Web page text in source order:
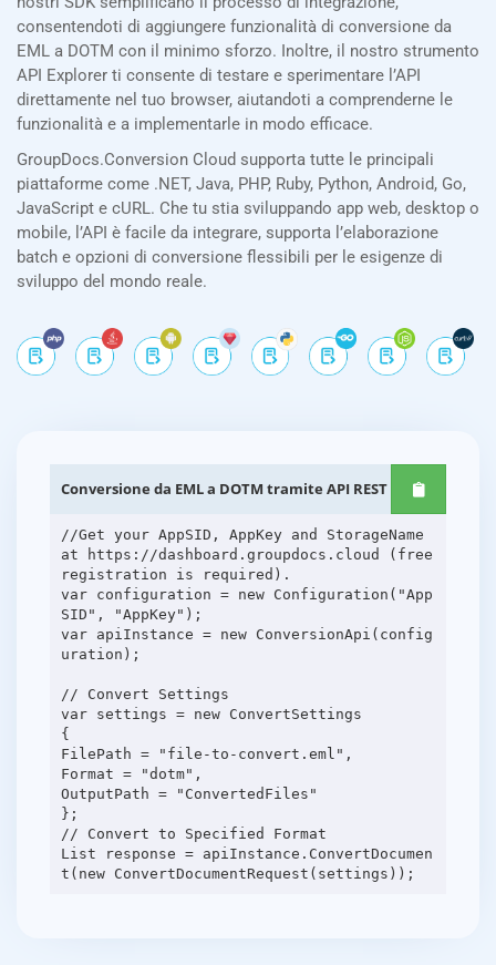
consentendoti di aggiungere funzionalità di conversione da
EML a DOTM con il minimo sforzo. Inoltre, il nostro strumento
API Explorer ti consente di testare e sperimentare l’API
direttamente nel tuo browser, aiutandoti a comprenderne le
funzionalità e a implementarle in modo efficace.
GroupDocs.Conversion Cloud supporta tutte le principali
piattaforme come .NET, Java, PHP, Ruby, Python, Android, Go,
JavaScript e cURL. Che tu stia sviluppando app web, desktop o
mobile, l’API è facile da integrare, supporta l’elaborazione
batch e opzioni di conversione flessibili per le esigenze di
sviluppo del mondo reale.
Conversione da EML a DOTM tramite API REST .NET
//Get your AppSID, AppKey and StorageName
at https://dashboard.groupdocs.cloud (free
registration is required).
var configuration = new Configuration("App
SID", "AppKey");
var apiInstance = new ConversionApi(config
uration);
// Convert Settings
var settings = new ConvertSettings
{
FilePath = "file-to-convert.eml",
Format = "dotm",
OutputPath = "ConvertedFiles"
};
// Convert to Specified Format
List response = apiInstance.ConvertDocumen